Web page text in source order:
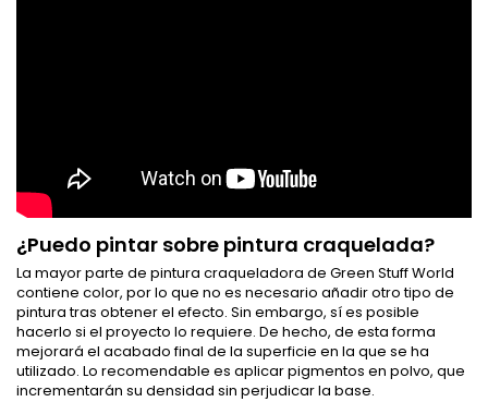
¿Puedo pintar sobre pintura craquelada?
La mayor parte de pintura craqueladora de Green Stuff World
contiene color, por lo que no es necesario añadir otro tipo de
pintura tras obtener el efecto. Sin embargo, sí es posible
hacerlo si el proyecto lo requiere. De hecho, de esta forma
mejorará el acabado final de la superficie en la que se ha
utilizado. Lo recomendable es aplicar pigmentos en polvo, que
incrementarán su densidad sin perjudicar la base.